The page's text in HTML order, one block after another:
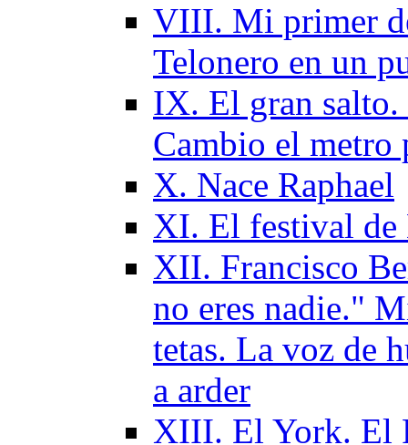
VIII. Mi primer
Telonero en un
IX. El gran salto.
Cambio el metro
Х. Nace Raphael
XI. El festival de
XII. Francisco
no eres nadie."
tetas. La voz de
a arder
XIII. El York. El